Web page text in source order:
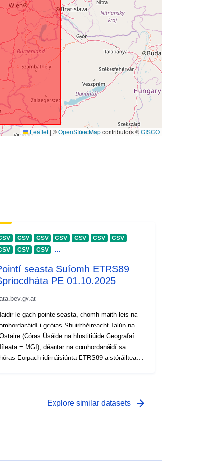
Leaflet | ©OpenStreetMapcontributors ©GISCO
CSV CSV CSV CSV CSV
CSV
CSV CSV ...
seasta Suíomh ETRS89
PE 01.10.2025
le gach pointe seasta, chomh maith leis na
i gcóras Shuirbhéireacht Talún na
(Córas Úsáide na hInstitiúide Geografaí
= MGI), déantar na comhordanáidí sa
Eorpach idirnáisiúnta ETRS89 a stóráiltear
59,000 pointe triantánaithe (TP) a bhfuil achar
Explore similar datasets arrow_forward